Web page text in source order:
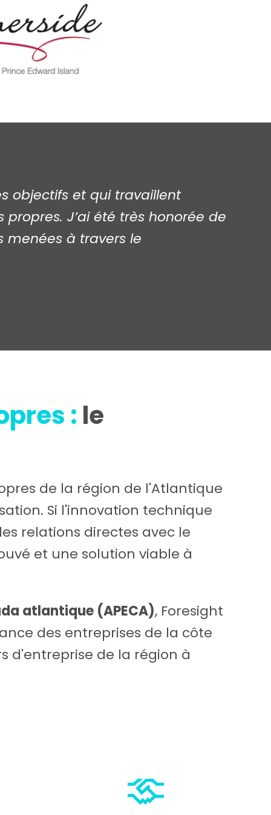
objectifs et qui travaillent
J’ai été très honorée de
menées à travers le
: le
de la région de l'Atlantique
Si l'innovation technique
relations directes avec le
et une solution viable à
atlantique (APECA), Foresight
des entreprises de la côte
d'entreprise de la région à